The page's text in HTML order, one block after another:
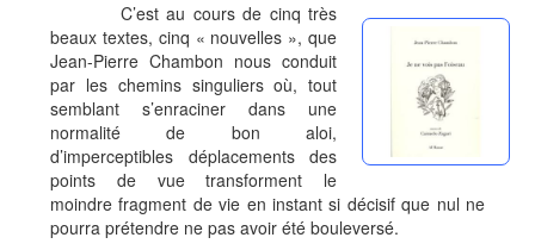
C’est au cours de cinq très
beaux textes, cinq « nouvelles », que
Jean-Pierre Chambon nous conduit
par les chemins singuliers où, tout
semblant s’enraciner dans une
normalité de bon aloi,
d’imperceptibles déplacements des
points de vue transforment le
moindre fragment de vie en instant si décisif que nul ne
pourra prétendre ne pas avoir été bouleversé.